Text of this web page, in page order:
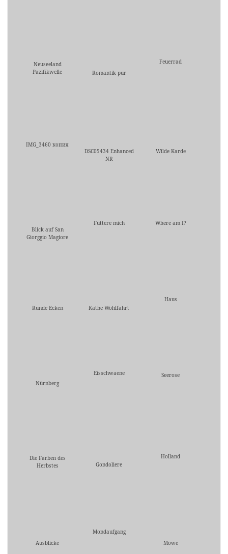
Neuseeland
Pazifikwelle
Romantik pur
Feuerrad
IMG_3460 копия
DSC05434 Enhanced
NR
Wilde Karde
Blick auf San
Giorggio Magiore
Füttere mich Where am I?
Runde Ecken Käthe Wohlfahrt
Haus
Nürnberg
Eisschwaene Seerose
Die Farben des
Herbstes
Gondoliere
Holland
Ausblicke
Mondaufgang
Möwe